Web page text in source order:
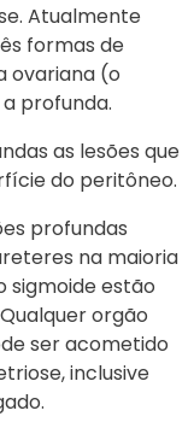
Atualmente
formas de
ovariana (o
profunda.
as lesões que
do peritôneo.
profundas
na maioria
sigmoide estão
orgão
ser acometido
inclusive